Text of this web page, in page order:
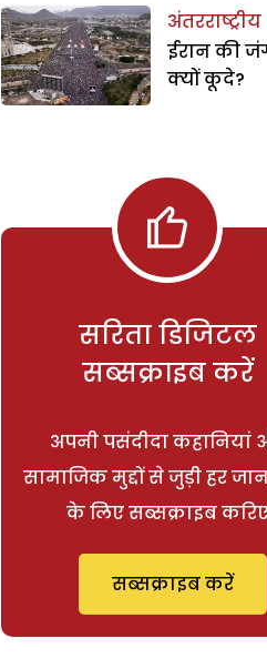
अंतरराष्ट्रीय
ईरान की
क्यों कूदे?
सरिता डिजिटल
सब्सक्राइब करें
अपनी पसंदीदा कहानियां
सामाजिक मुद्दों से जुड़ी हर
के लिए सब्सक्राइब
सब्सक्राइब करें